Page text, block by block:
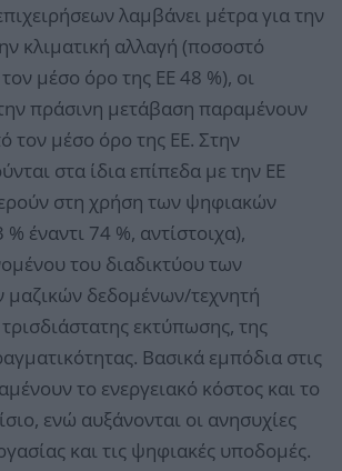
λαμβάνει μέτρα για την
κλιματική αλλαγή (ποσοστό
μέσο όρο της ΕΕ 48 %), οι
πράσινη μετάβαση παραμένουν
τον μέσο όρο της ΕΕ. Στην
στα ίδια επίπεδα με την ΕΕ
στη χρήση των ψηφιακών
έναντι 74 %, αντίστοιχα),
του διαδικτύου των
δεδομένων/τεχνητή
εκτύπωσης, της
Βασικά εμπόδια στις
το ενεργειακό κόστος και το
ενώ αυξάνονται οι ανησυχίες
και τις ψηφιακές υποδομές.